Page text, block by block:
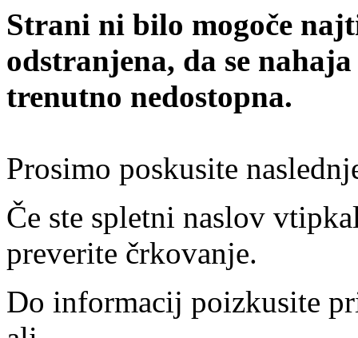
Strani ni bilo mogoče
odstranjena, da se
trenutno nedostopna.
Prosimo poskusite
Če ste spletni naslov
preverite črkovanje.
Do informacij poizkusite